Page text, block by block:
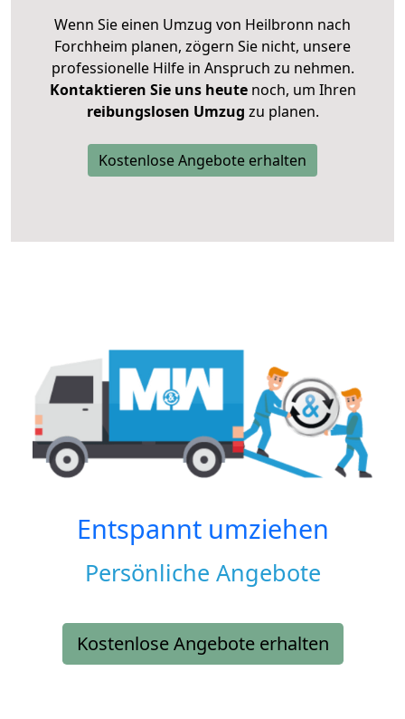
Wenn Sie einen Umzug von Heilbronn nach
Forchheim planen, zögern Sie nicht, unsere
professionelle Hilfe in Anspruch zu nehmen.
Kontaktieren Sie uns heutenoch, um Ihren
reibungslosen Umzug zu planen.
Kostenlose Angebote erhalten
Entspannt umziehen
Persönliche Angebote
Kostenlose Angebote erhalten